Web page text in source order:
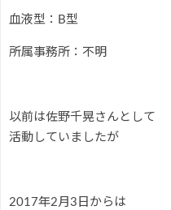
血液型：B型
所属事務所：不明
以前は佐野千晃さんとして
活動していましたが
2017年2月3日からは